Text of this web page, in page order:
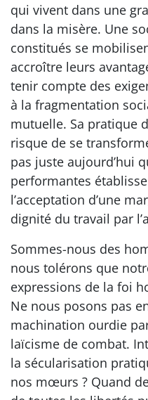
qui vivent dans une
dans la misère. Une
constitués se
accroître leurs
tenir compte des
à la fragmentation
mutuelle. Sa pratique
risque de se
pas juste aujourd’hui
performantes
l’acceptation d’une
dignité du travail par
Sommes-nous des
nous tolérons que
expressions de la foi
Ne nous posons pas
machination ourdie
laïcisme de combat.
la sécularisation
nos mœurs ? Quand